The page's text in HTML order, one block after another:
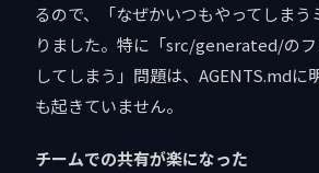
るので、「なぜかいつもやってしま
りました。特に「src/generated/の
してしまう」問題は、AGENTS.mdに
も起きていません。
チームでの共有が楽になった